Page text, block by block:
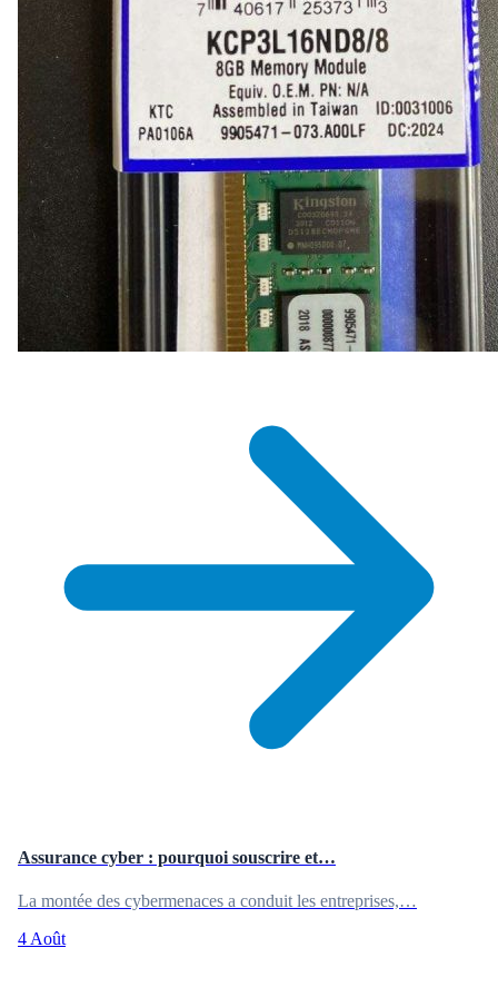
Assurance cyber : pourquoi souscrire et…
La montée des cybermenaces a conduit les entreprises,…
4 Août